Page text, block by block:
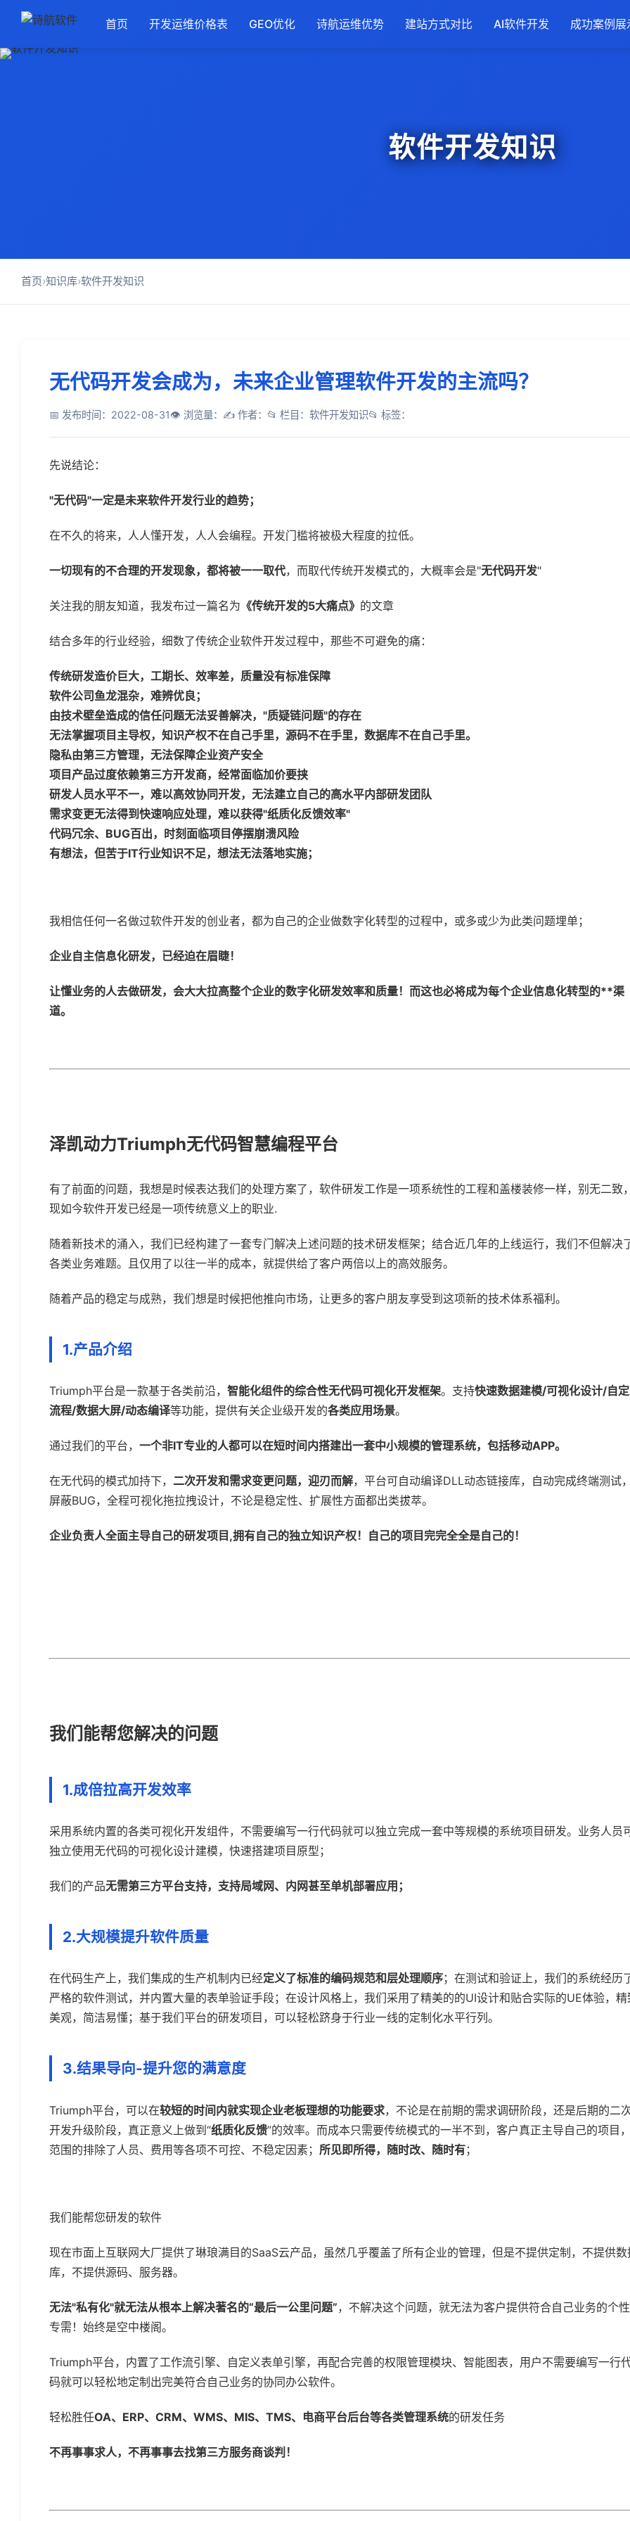
首页 开发运维价格表 GEO优化 诗航运维优势 建站方式对比 AI软件开发 成功案例展
软件开发知识
首页›知识库›软件开发知识
无代码开发会成为，未来企业管理软件开发的主流吗？
📅 发布时间：2022-08-31👁 浏览量： ✍️ 作者： 📂 栏目：软件开发知识📂 标签：
先说结论：
"无代码"一定是未来软件开发行业的趋势；
在不久的将来，人人懂开发，人人会编程。开发门槛将被极大程度的拉低。
一切现有的不合理的开发现象，都将被一一取代，而取代传统开发模式的，大概率会是"无代码开发"
关注我的朋友知道，我发布过一篇名为 《传统开发的5大痛点》 的文章
结合多年的行业经验，细数了传统企业软件开发过程中，那些不可避免的痛：
传统研发造价巨大，工期长、效率差，质量没有标准保障
软件公司鱼龙混杂，难辨优良；
由技术壁垒造成的信任问题无法妥善解决，"质疑链问题"的存在
无法掌握项目主导权，知识产权不在自己手里，源码不在手里，数据库不在自己手里。
隐私由第三方管理，无法保障企业资产安全
项目产品过度依赖第三方开发商，经常面临加价要挟
研发人员水平不一，难以高效协同开发，无法建立自己的高水平内部研发团队
需求变更无法得到快速响应处理，难以获得"纸质化反馈效率"
代码冗余、BUG百出，时刻面临项目停摆崩溃风险
有想法，但苦于IT行业知识不足，想法无法落地实施；
我相信任何一名做过软件开发的创业者，都为自己的企业做数字化转型的过程中，或多或少为此类问题埋单；
企业自主信息化研发，已经迫在眉睫！
让懂业务的人去做研发，会大大拉高整个企业的数字化研发效率和质量！而这也必将成为每个企业信息化转型的**渠
道。
泽凯动力Triumph无代码智慧编程平台
有了前面的问题，我想是时候表达我们的处理方案了，软件研发工作是一项系统性的工程和盖楼装修一样，别无二致
现如今软件开发已经是一项传统意义上的职业.
随着新技术的涌入，我们已经构建了一套专门解决上述问题的技术研发框架；结合近几年的上线运行，我们不但解决
各类业务难题。且仅用了以往一半的成本，就提供给了客户两倍以上的高效服务。
随着产品的稳定与成熟，我们想是时候把他推向市场，让更多的客户朋友享受到这项新的技术体系福利。
1.产品介绍
Triumph平台是一款基于各类前沿， 智能化组件的综合性无代码可视化开发框架。支持快速数据建模/可视化设计/自
流程/数据大屏/动态编译等功能，提供有关企业级开发的各类应用场景。
通过我们的平台， 一个非IT专业的人都可以在短时间内搭建出一套中小规模的管理系统，包括移动APP。
在无代码的模式加持下， 二次开发和需求变更问题，迎刃而解，平台可自动编译DLL动态链接库，自动完成终端测试
屏蔽BUG，全程可视化拖拉拽设计，不论是稳定性、扩展性方面都出类拔萃。
企业负责人全面主导自己的研发项目,拥有自己的独立知识产权！自己的项目完完全全是自己的！
我们能帮您解决的问题
1.成倍拉高开发效率
采用系统内置的各类可视化开发组件，不需要编写一行代码就可以独立完成一套中等规模的系统项目研发。业务人员
独立使用无代码的可视化设计建模，快速搭建项目原型；
我们的产品无需第三方平台支持，支持局域网、内网甚至单机部署应用；
2.大规模提升软件质量
在代码生产上，我们集成的生产机制内已经定义了标准的编码规范和层处理顺序；在测试和验证上，我们的系统经历
严格的软件测试，并内置大量的表单验证手段；在设计风格上，我们采用了精美的的UI设计和贴合实际的UE体验，精
美观，简洁易懂；基于我们平台的研发项目，可以轻松跻身于行业一线的定制化水平行列。
3.结果导向-提升您的满意度
Triumph平台，可以在较短的时间内就实现企业老板理想的功能要求，不论是在前期的需求调研阶段，还是后期的二
开发升级阶段，真正意义上做到“纸质化反馈”的效率。而成本只需要传统模式的一半不到，客户真正主导自己的项目
范围的排除了人员、费用等各项不可控、不稳定因素； 所见即所得，随时改、随时有；
我们能帮您研发的软件
现在市面上互联网大厂提供了琳琅满目的SaaS云产品，虽然几乎覆盖了所有企业的管理，但是不提供定制，不提供数
库，不提供源码、服务器。
无法"私有化"就无法从根本上解决著名的“最后一公里问题”，不解决这个问题，就无法为客户提供符合自己业务的个
专需！始终是空中楼阁。
Triumph平台，内置了工作流引擎、自定义表单引擎，再配合完善的权限管理模块、智能图表，用户不需要编写一行
码就可以轻松地定制出完美符合自己业务的协同办公软件。
轻松胜任OA、ERP、CRM、WMS、MIS、TMS、电商平台后台等各类管理系统的研发任务
不再事事求人，不再事事去找第三方服务商谈判！